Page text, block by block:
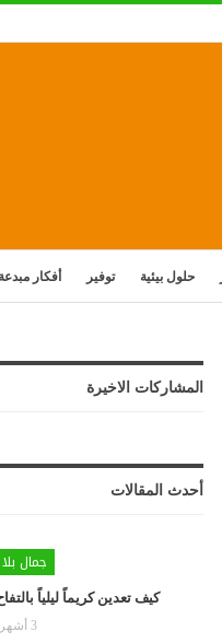
حلول بيئية توفير أفكار مبدعة
المشاركات الاخيرة
أحدث المقالات
جمال
كيف تعدين كريماً ليلياً
3 أشهر منذ